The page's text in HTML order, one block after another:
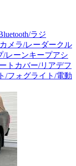
ラジ
メラ/レーダークル
/レーンキープアシ
トカバー/リアデフ
/フォグライト/電動